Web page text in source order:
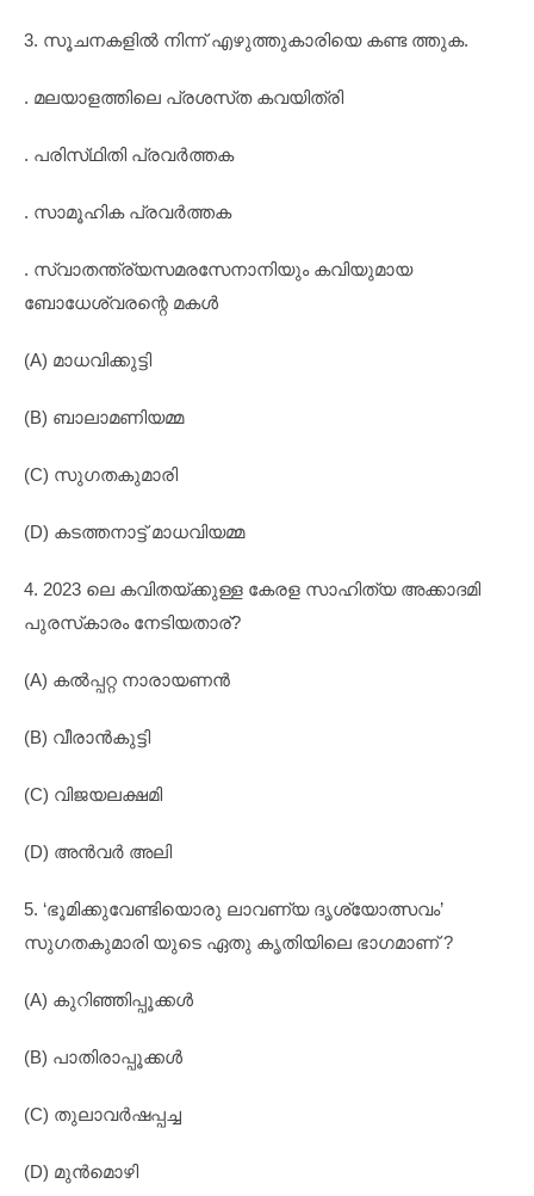
3. സൂചനകളിൽ നിന്ന് എഴുത്തുകാരിയെ കണ്ട ത്തുക.
. മലയാളത്തിലെ പ്രശസ്‌ത കവയിത്രി
. പരിസ്‌ഥിതി പ്രവർത്തക
. സാമൂഹിക പ്രവർത്തക
. സ്വാതന്ത്ര്യസമരസേനാനിയും കവിയുമായ
ബോധേശ്വരന്റെ മകൾ
(A) മാധവിക്കുട്ടി
(B) ബാലാമണിയമ്മ
(C) സുഗതകുമാരി
(D) കടത്തനാട്ട് മാധവിയമ്മ
4. 2023 ലെ കവിതയ്ക്കുള്ള കേരള സാഹിത്യ അക്കാദമി
പുരസ്‌കാരം നേടിയതാര്?
(A) കൽപ്പറ്റ നാരായണൻ
(B) വീരാൻകുട്ടി
(C) വിജയലക്ഷമി
(D) അൻവർ അലി
5. ‘ഭൂമിക്കുവേണ്ടിയൊരു ലാവണ്യ ദൃശ്യോത്സവം’
സുഗതകുമാരി യുടെ ഏതു കൃതിയിലെ ഭാഗമാണ് ?
(A) കുറിഞ്ഞിപ്പൂക്കൾ
(B) പാതിരാപ്പൂക്കൾ
(C) തുലാവർഷപ്പച്ച
(D) മുൻമൊഴി